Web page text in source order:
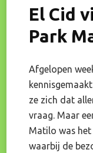
El Cid
Park
Afgelopen
ze zich dat
vraag. Maar
Matilo was
waarbij de